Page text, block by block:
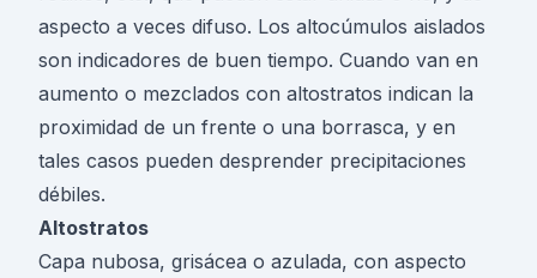
aspecto a veces difuso. Los altocúmulos aislados
son indicadores de buen tiempo. Cuando van en
aumento o mezclados con altostratos indican la
proximidad de un frente o una borrasca, y en
tales casos pueden desprender precipitaciones
débiles.
Altostratos
Capa nubosa, grisácea o azulada, con aspecto